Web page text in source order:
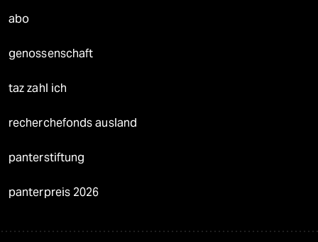
abo
genossenschaft
taz zahl ich
recherchefonds ausland
panterstiftung
panterpreis 2026